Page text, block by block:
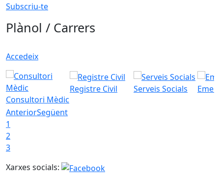
Subscriu-te
Plànol / Carrers
Accedeix
Consultori Mèdic
Registre Civil Serveis Socials
AnteriorSegüent
1
2
3
Xarxes socials: